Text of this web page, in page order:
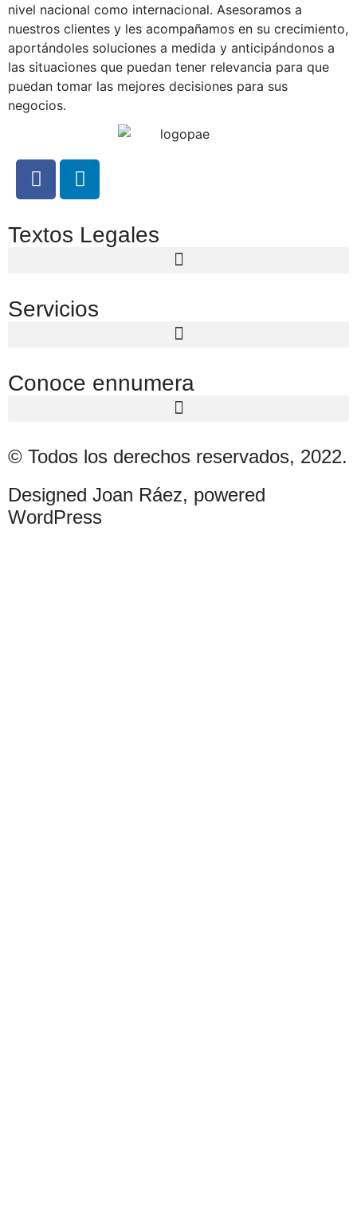
Lo único imposible es aquello que no intentas.
Reservar cita
nivel nacional como internacional. Asesoramos a
nuestros clientes y les acompañamos en su crecimiento,
aportándoles soluciones a medida y anticipándonos a
las situaciones que puedan tener relevancia para que
puedan tomar las mejores decisiones para sus
negocios.
Textos Legales
Servicios
Conoce ennumera
© Todos los derechos reservados, 2022.
Designed Joan Ráez, powered
WordPress